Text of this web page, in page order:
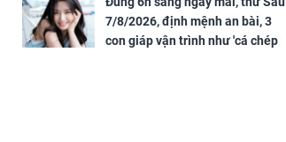
7/8/2026, định mệnh an bài, 3
con giáp vận trình như 'cá chép